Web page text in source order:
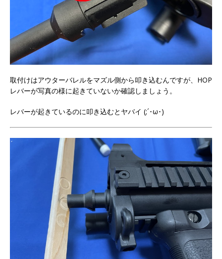
取付けはアウターバレルをマズル側から叩き込むんですが、HOP
レバーが写真の様に起きていないか確認しましょう。
レバーが起きているのに叩き込むとヤバイ (;´･ω･)